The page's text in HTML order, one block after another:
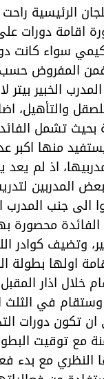
الرئيسية راحت
اقامة دورات
سواء كانت
المفروض حسب
الخبير بيتر
والتأهيل،
بحيث تشمل
منها اكبر
اذ لم
المدربين
الى جنب المدرب
محصورة
وتضيف كوادر
اولها بطولة
خلال اذار
في الثلث
تكون دورات
مع توقيت
النظري مع بدء